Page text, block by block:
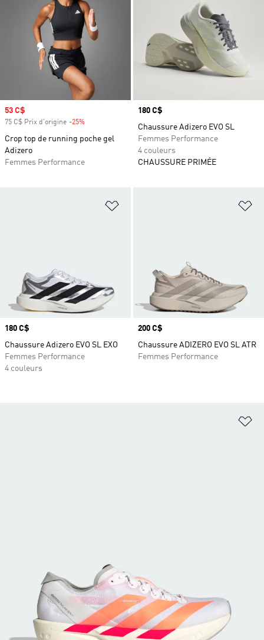
Prix soldé
53 C$
75 C$ Prix d'origine -25%
Crop top de running poche gel
Adizero
Femmes Performance
Prix
180 C$
Chaussure Adizero EVO SL
Femmes Performance
4 couleurs
CHAUSSURE PRIMÉE
Ajouter à la Liste de produits
Prix
180 C$
Chaussure Adizero EVO SL EXO
Femmes Performance
4 couleurs
Prix
200 C$
Chaussure ADIZERO EVO SL ATR
Femmes Performance